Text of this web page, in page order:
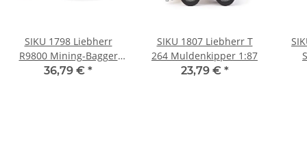
SIKU 1798 Liebherr
R9800 Mining-Bagger
1:87
36,79 € *
SIKU 1807 Liebherr T
264 Muldenkipper 1:87
23,79 € *